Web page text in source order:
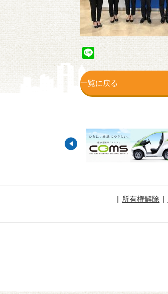
Line
一覧に戻る
所有権解除